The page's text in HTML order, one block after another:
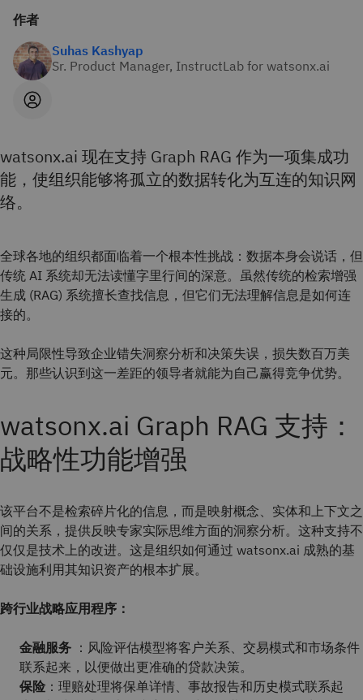
作者
Suhas Kashyap
Sr. Product Manager, InstructLab for watsonx.ai
watsonx.ai 现在支持 Graph RAG 作为一项集成功
能，使组织能够将孤立的数据转化为互连的知识网
络。
全球各地的组织都面临着一个根本性挑战：数据本身会说话，但
传统 AI 系统却无法读懂字里行间的深意。虽然传统的检索增强
生成 (RAG) 系统擅长查找信息，但它们无法理解信息是如何连
接的。
这种局限性导致企业错失洞察分析和决策失误，损失数百万美
元。那些认识到这一差距的领导者就能为自己赢得竞争优势。
watsonx.ai Graph RAG 支持：
战略性功能增强
该平台不是检索碎片化的信息，而是映射概念、实体和上下文之
间的关系，提供反映专家实际思维方面的洞察分析。这种支持不
仅仅是技术上的改进。这是组织如何通过 watsonx.ai 成熟的基
础设施利用其知识资产的根本扩展。
跨行业战略应用程序：
金融服务 ：风险评估模型将客户关系、交易模式和市场条件
联系起来，以便做出更准确的贷款决策。
保险 ：理赔处理将保单详情、事故报告和历史模式联系起